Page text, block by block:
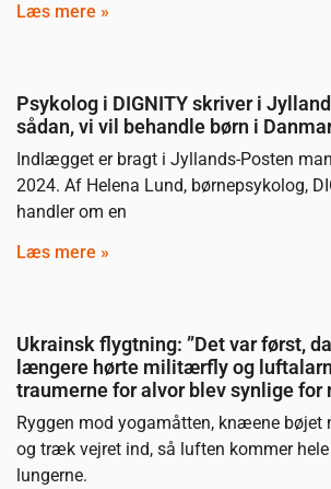
Læs mere »
Psykolog i DIGNITY skriver i
sådan, vi vil behandle børn i
Indlægget er bragt i Jyllands-Posten
2024. Af Helena Lund, børnepsykolog,
handler om en
Læs mere »
Ukrainsk flygtning: ”Det var først,
længere hørte militærfly og
traumerne for alvor blev synlige for
Ryggen mod yogamåtten, knæene bøjet
og træk vejret ind, så luften kommer
lungerne.